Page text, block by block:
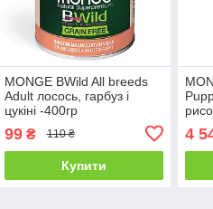
MONGE BWild All breeds
Adult лосось, гарбуз і
цукіні -400гр
99₴ 110 ₴
Купити
4